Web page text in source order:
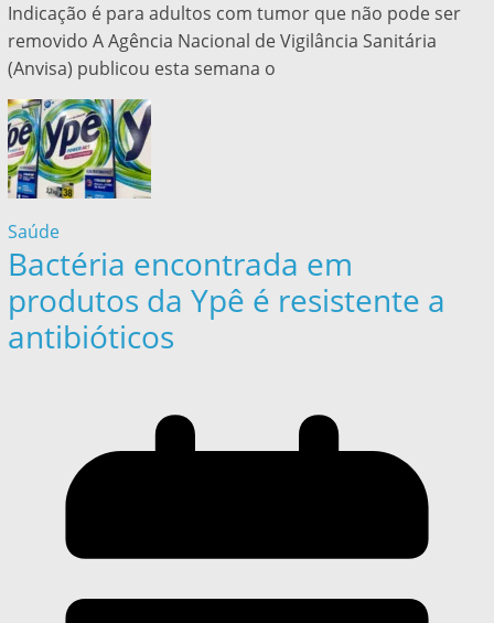
Indicação é para adultos com tumor que não pode ser
removido A Agência Nacional de Vigilância Sanitária
(Anvisa) publicou esta semana o
Saúde
Bactéria encontrada em
produtos da Ypê é resistente a
antibióticos